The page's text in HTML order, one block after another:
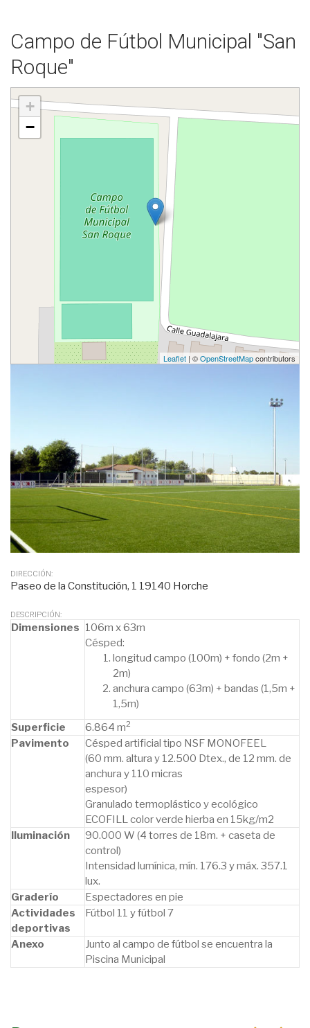
Campo de Fútbol Municipal "San
Roque"
+
−
Leaflet | ©OpenStreetMapcontributors
DIRECCIÓN:
Paseo de la Constitución, 1 19140 Horche
DESCRIPCIÓN:
Dimensiones 106m x 63m
Césped:
longitud campo (100m) + fondo (2m +
2m)
anchura campo (63m) + bandas (1,5m +
1,5m)
Superficie
6.864 m2
Pavimento
Césped artificial tipo NSF MONOFEEL
(60 mm. altura y 12.500 Dtex., de 12 mm. de
anchura y 110 micras
espesor)
Granulado termoplástico y ecológico
ECOFILL color verde hierba en 15kg/m2
Iluminación
90.000 W (4 torres de 18m. + caseta de
control)
Intensidad lumínica, mín. 176.3 y máx. 357.1
lux.
Graderío
Espectadores en pie
Actividades
deportivas
Fútbol 11 y fútbol 7
Anexo
Junto al campo de fútbol se encuentra la
Piscina Municipal